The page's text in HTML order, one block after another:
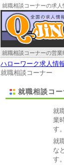
就職相談コーナーの求人
就職相談コーナーの営
ハローワーク求人情
就職相談コーナー
就職相談コ
就
業
す。
就
な
す。